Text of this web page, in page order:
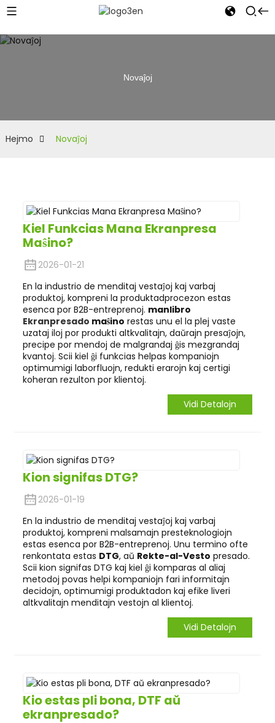
Novaĵoj
Hejmo Novaĵoj
Kiel Funkcias Mana Ekranpresa
Maŝino?
2026-01-21
En la industrio de menditaj vestaĵoj kaj varbaj
produktoj, kompreni la produktadprocezon estas
esenca por B2B-entreprenoj. manlibro
Ekranpresado maŝino restas unu el la plej vaste
uzataj iloj por produkti altkvalitajn, daŭrajn presaĵojn,
precipe por mendoj de malgrandaj ĝis mezgrandaj
kvantoj. Scii kiel ĝi funkcias helpas kompaniojn
optimumigi laborfluojn, redukti erarojn kaj certigi
koheran rezulton por klientoj.
Vidi Detalojn
Kion signifas DTG?
2026-01-19
En la industrio de menditaj vestaĵoj kaj varbaj
produktoj, kompreni malsamajn presteknologiojn
estas esenca por B2B-entreprenoj. Unu termino ofte
renkontata estas DTG, aŭ Rekte-al-Vesto presado.
Scii kion signifas DTG kaj kiel ĝi komparas al aliaj
metodoj povas helpi kompaniojn fari informitajn
decidojn, optimumigi produktadon kaj efike liveri
altkvalitajn menditajn vestojn al klientoj.
Vidi Detalojn
Kio estas pli bona, DTF aŭ
ekranpresado?